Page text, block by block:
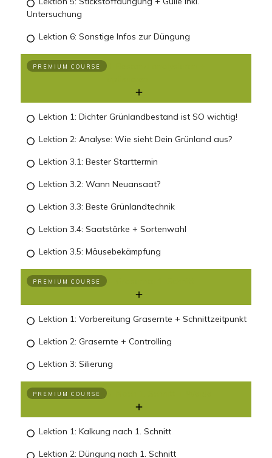
Untersuchung
Lektion 6: Sonstige Infos zur Düngung
PREMIUM COURSE
Lektion 1: Dichter Grünlandbestand ist SO wichtig!
Lektion 2: Analyse: Wie sieht Dein Grünland aus?
Lektion 3.1: Bester Starttermin
Lektion 3.2: Wann Neuansaat?
Lektion 3.3: Beste Grünlandtechnik
Lektion 3.4: Saatstärke + Sortenwahl
Lektion 3.5: Mäusebekämpfung
PREMIUM COURSE
Lektion 1: Vorbereitung Grasernte + Schnittzeitpunkt
Lektion 2: Grasernte + Controlling
Lektion 3: Silierung
PREMIUM COURSE
Lektion 1: Kalkung nach 1. Schnitt
Lektion 2: Düngung nach 1. Schnitt